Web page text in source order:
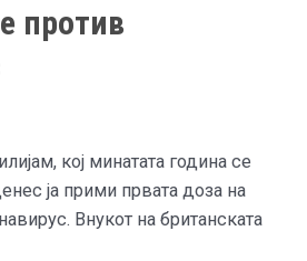
против
кој минатата година се
ја прими првата доза на
Внукот на британската